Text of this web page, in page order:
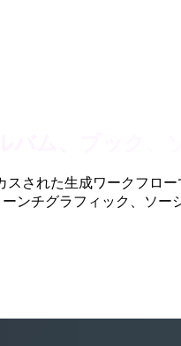
ム、ブック、
された生成ワークフロ
ンチグラフィック、ソ